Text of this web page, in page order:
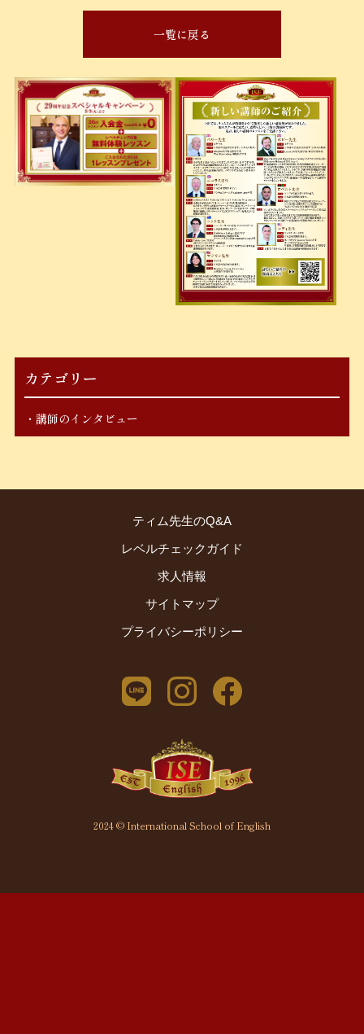
一覧に戻る
カテゴリー
講師のインタビュー
ティム先生のQ&A
レベルチェックガイド
求人情報
サイトマップ
プライバシーポリシー
2024 © International School of English